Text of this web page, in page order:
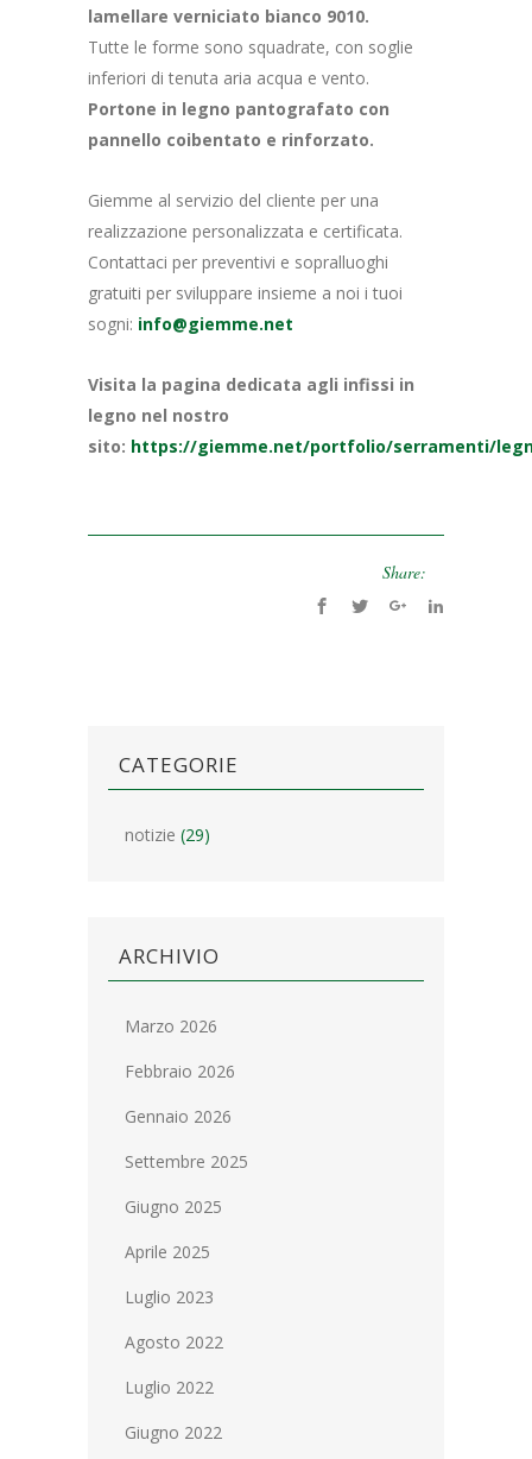
lamellare verniciato bianco 9010.
Tutte le forme sono squadrate, con soglie
inferiori di tenuta aria acqua e vento.
Portone in legno pantografato con
pannello coibentato e rinforzato.
Giemme al servizio del cliente per una
realizzazione personalizzata e certificata.
Contattaci per preventivi e sopralluoghi
gratuiti per sviluppare insieme a noi i tuoi
sogni: info@giemme.net
Visita la pagina dedicata agli infissi in
legno nel nostro
sito: https://giemme.net/portfolio/serramenti/
Share:
CATEGORIE
notizie (29)
ARCHIVIO
Marzo 2026
Febbraio 2026
Gennaio 2026
Settembre 2025
Giugno 2025
Aprile 2025
Luglio 2023
Agosto 2022
Luglio 2022
Giugno 2022